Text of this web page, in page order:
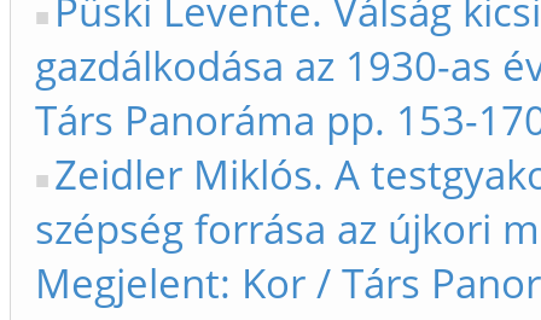
Püski Levente. Válság
gazdálkodása az 1930-as
Társ Panoráma pp. 153-
Zeidler Miklós. A
szépség forrása az újkori
Megjelent: Kor / Társ